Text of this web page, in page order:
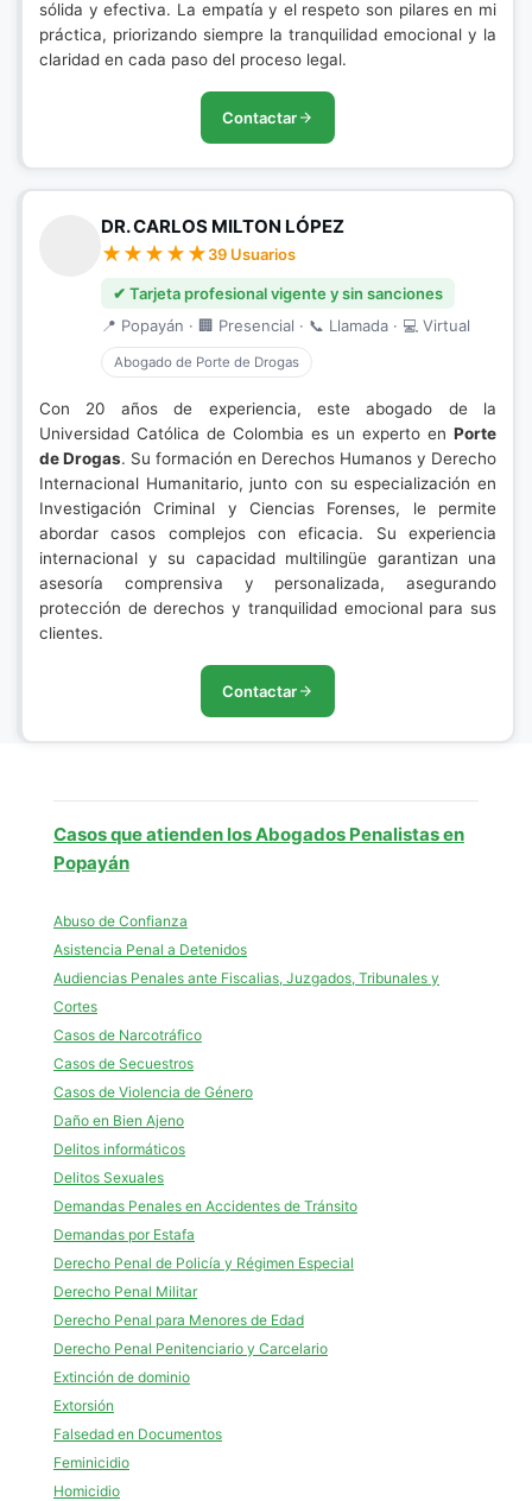
sólida y efectiva. La empatía y el respeto son pilares en mi
práctica, priorizando siempre la tranquilidad emocional y la
claridad en cada paso del proceso legal.
Contactar
DR. CARLOS MILTON LÓPEZ
39 Usuarios
✔ Tarjeta profesional vigente y sin sanciones
📍 Popayán · 🏢 Presencial · 📞 Llamada · 💻 Virtual
Abogado de Porte de Drogas
Con 20 años de experiencia, este abogado de la
Universidad Católica de Colombia es un experto en Porte
de Drogas. Su formación en Derechos Humanos y Derecho
Internacional Humanitario, junto con su especialización en
Investigación Criminal y Ciencias Forenses, le permite
abordar casos complejos con eficacia. Su experiencia
internacional y su capacidad multilingüe garantizan una
asesoría comprensiva y personalizada, asegurando
protección de derechos y tranquilidad emocional para sus
clientes.
Contactar
Casos que atienden los Abogados Penalistas en
Popayán
Abuso de Confianza
Asistencia Penal a Detenidos
Audiencias Penales ante Fiscalias, Juzgados, Tribunales y
Cortes
Casos de Narcotráfico
Casos de Secuestros
Casos de Violencia de Género
Daño en Bien Ajeno
Delitos informáticos
Delitos Sexuales
Demandas Penales en Accidentes de Tránsito
Demandas por Estafa
Derecho Penal de Policía y Régimen Especial
Derecho Penal Militar
Derecho Penal para Menores de Edad
Derecho Penal Penitenciario y Carcelario
Extinción de dominio
Extorsión
Falsedad en Documentos
Feminicidio
Homicidio